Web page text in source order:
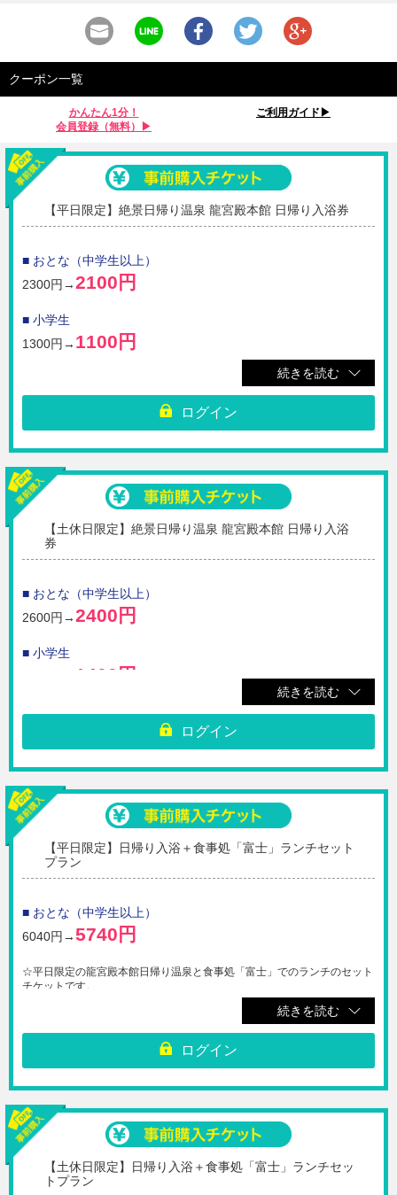
クーポン一覧
かんたん1分！
会員登録（無料）▶︎
ご利用ガイド▶︎
【平日限定】絶景日帰り温泉 龍宮殿本館 日帰り入浴券
■ おとな（中学生以上）
2300円→2100円
■ 小学生
1300円→ 1100円
500円
※本チケットは平日にご利用いただけるチケットになります。土休日には
ご利用いただけません。ご注意ください。
※ご購入いただいたチケットのQRコードを受付の係員へご提示くださ
※大人はチケット代に入湯税￥50を含みます。
※チケットにタオル代は含みません。
【利用期間】ご購入日から180日間
続きを読む
ログイン
【土休日限定】絶景日帰り温泉 龍宮殿本館 日帰り入浴
券
■ おとな（中学生以上）
2600円→2400円
■ 小学生
1400円
■ 幼児（3歳以上）
☆土休日限定の龍宮殿本館日帰り温泉を利用できるチケットです。
※本チケットは土休日にご利用いただけるチケットになります。平日には
ご利用いただけません。ご注意ください。
※ご購入いただいたチケットのQRコードを受付の係員へご提示くださ
※大人はチケット代に入湯税￥50を含みます。
※必ず有効期限内にご利用ください。
【利用期間】ご購入日から180日間
続きを読む
ログイン
【平日限定】日帰り入浴＋食事処「富士」ランチセット
プラン
■ おとな（中学生以上）
6040円→5740円
☆平日限定の龍宮殿本館日帰り温泉と食事処「富士」でのランチのセット
チケットです。
※フェイスタオル・バスタオル付（レンタル）
※本チケットは平日にご利用いただけるチケットになります。土休日には
ご利用いただけません。ご注意ください。
※ご購入いただいたチケットのQRコードを受付の係員へご提示くださ
※大人はチケット代に入湯税￥50を含みます。
※ご購入完了後の取消・払戻・変更不可
※必ず有効期限内にご利用ください。
【利用期間】ご購入日から180日間
続きを読む
ログイン
【土休日限定】日帰り入浴＋食事処「富士」ランチセッ
トプラン